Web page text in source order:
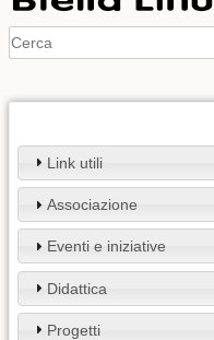
Link utili
Associazione
Eventi e iniziative
Didattica
Progetti